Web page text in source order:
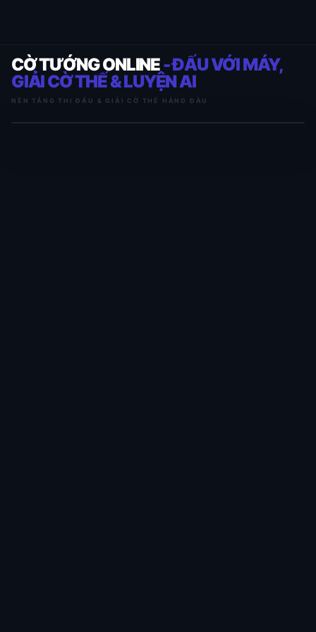
CỜ TƯỚNG ONLINE- ĐẤU VỚI MÁY,
GIẢI CỜ THẾ & LUYỆN AI
NỀN TẢNG THI ĐẤU & GIẢI CỜ THẾ HÀNG ĐẦU